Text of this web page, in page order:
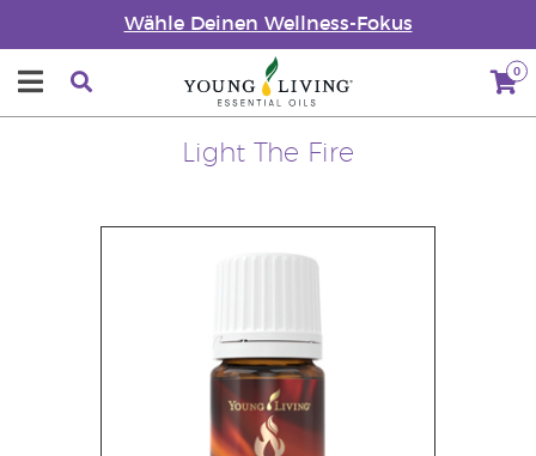
Wähle Deinen Wellness-Fokus
0
Light The Fire